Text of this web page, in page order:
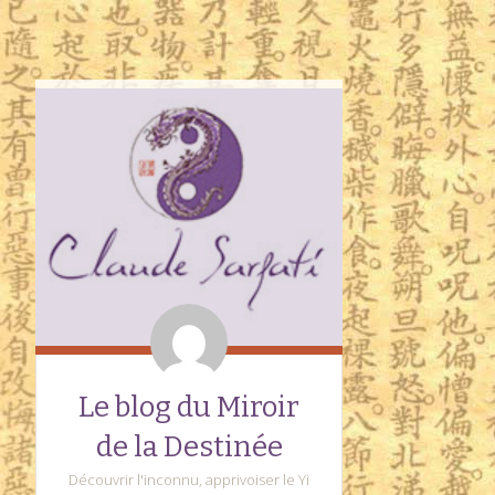
Le blog du Miroir
de la Destinée
Découvrir l'inconnu, apprivoiser le Yi